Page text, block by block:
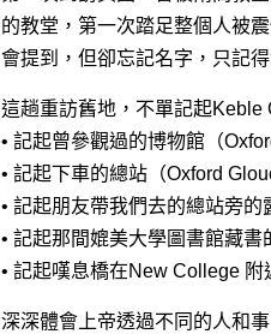
的教堂，第一次踏足整個人被
會提到，但卻忘記名字，只記
這趟重訪舊地，不單記起
• 記起曾參觀過的博物館（
• 記起下車的總站（Oxford
• 記起朋友帶我們去的總站旁
• 記起那間媲美大學圖書館藏
• 記起嘆息橋在New College
深深體會上帝透過不同的人和